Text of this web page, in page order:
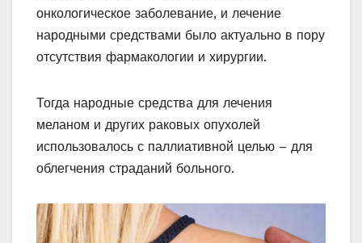
онкологическое заболевание, и лечение
народными средствами было актуально в пору
отсутствия фармакологии и хирургии.
Тогда народные средства для лечения
меланом и других раковых опухолей
использовалось с паллиативной целью – для
облегчения страданий больного.